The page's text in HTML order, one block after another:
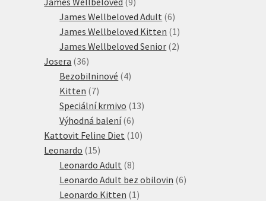
produktů
James Wellbeloved Adult 66
produktů
James Wellbeloved Kitten 1 1
produkt
James Wellbeloved Senior 22
Josera 3636
produktů
Bezobilninové 44
Kitten 77
produktů
Speciální krmivo 1313
Výhodná balení 66
produktů
Kattovit Feline Diet 1010
Leonardo 1515
produktů
Leonardo Adult 88
produktů
Leonardo Adult bez obilovin 66
Leonardo Kitten 1 1